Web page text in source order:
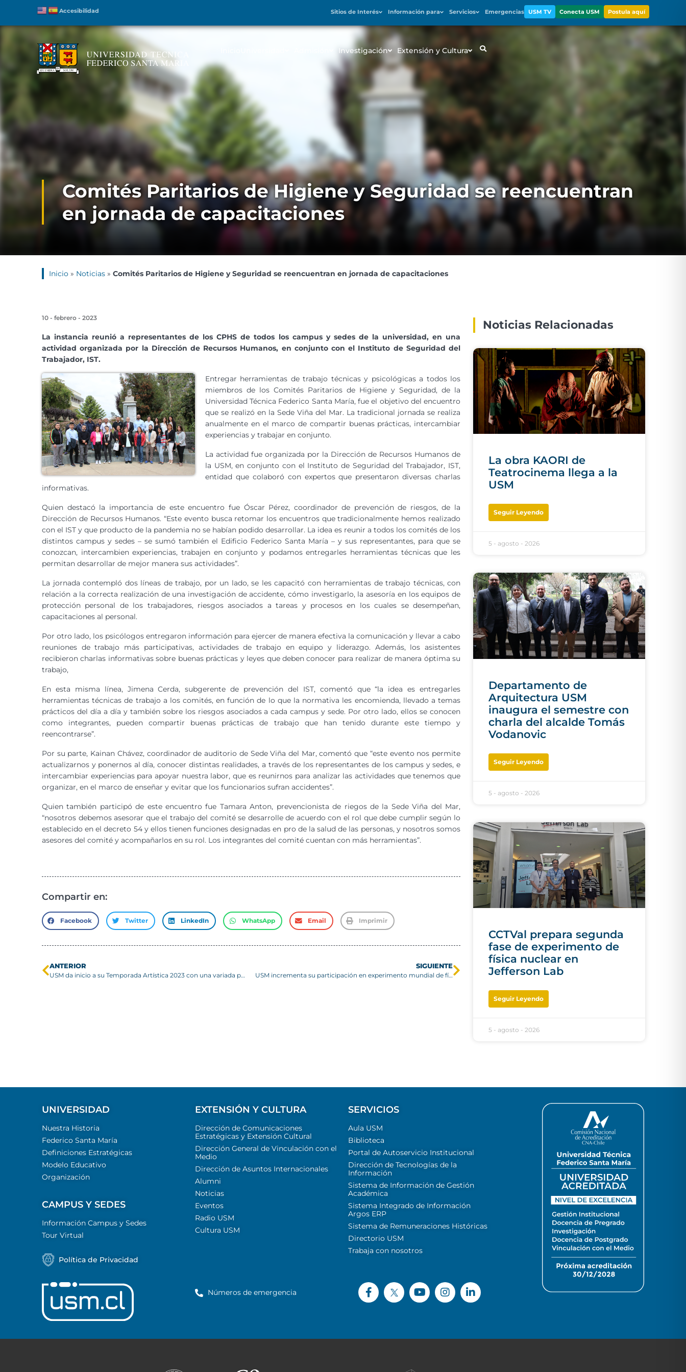
Accesibilidad Sitios de Interés Información para Servicios Emergencias USM TV Conecta USM Postula aquí
Investigación Extensión y Cultura
Comités Paritarios de Higiene y Seguridad se reencuentran
en jornada de capacitaciones
Inicio » Noticias » Comités Paritarios de Higiene y Seguridad se reencuentran en jornada de capacitaciones
10 - febrero - 2023
La instancia reunió a representantes de los CPHS de todos los campus y sedes de la universidad, en una
actividad organizada por la Dirección de Recursos Humanos, en conjunto con el Instituto de Seguridad del
Trabajador, IST.
Entregar herramientas de trabajo técnicas y psicológicas a todos los
miembros de los Comités Paritarios de Higiene y Seguridad, de la
Universidad Técnica Federico Santa María, fue el objetivo del encuentro
que se realizó en la Sede Viña del Mar. La tradicional jornada se realiza
anualmente en el marco de compartir buenas prácticas, intercambiar
experiencias y trabajar en conjunto.
La actividad fue organizada por la Dirección de Recursos Humanos de
la USM, en conjunto con el Instituto de Seguridad del Trabajador, IST,
entidad que colaboró con expertos que presentaron diversas charlas
informativas.
Quien destacó la importancia de este encuentro fue Óscar Pérez, coordinador de prevención de riesgos, de la
Dirección de Recursos Humanos. “Este evento busca retomar los encuentros que tradicionalmente hemos realizado
con el IST y que producto de la pandemia no se habían podido desarrollar. La idea es reunir a todos los comités de los
distintos campus y sedes – se sumó también el Edificio Federico Santa María – y sus representantes, para que se
conozcan, intercambien experiencias, trabajen en conjunto y podamos entregarles herramientas técnicas que les
permitan desarrollar de mejor manera sus actividades”.
La jornada contempló dos líneas de trabajo, por un lado, se les capacitó con herramientas de trabajo técnicas, con
relación a la correcta realización de una investigación de accidente, cómo investigarlo, la asesoría en los equipos de
protección personal de los trabajadores, riesgos asociados a tareas y procesos en los cuales se desempeñan,
capacitaciones al personal.
Por otro lado, los psicólogos entregaron información para ejercer de manera efectiva la comunicación y llevar a cabo
reuniones de trabajo más participativas, actividades de trabajo en equipo y liderazgo. Además, los asistentes
recibieron charlas informativas sobre buenas prácticas y leyes que deben conocer para realizar de manera óptima su
trabajo,
En esta misma línea, Jimena Cerda, subgerente de prevención del IST, comentó que “la idea es entregarles
herramientas técnicas de trabajo a los comités, en función de lo que la normativa les encomienda, llevado a temas
prácticos del día a día y también sobre los riesgos asociados a cada campus y sede. Por otro lado, ellos se conocen
como integrantes, pueden compartir buenas prácticas de trabajo que han tenido durante este tiempo y
reencontrarse”.
Por su parte, Kainan Chávez, coordinador de auditorio de Sede Viña del Mar, comentó que “este evento nos permite
actualizarnos y ponernos al día, conocer distintas realidades, a través de los representantes de los campus y sedes, e
intercambiar experiencias para apoyar nuestra labor, que es reunirnos para analizar las actividades que tenemos que
organizar, en el marco de enseñar y evitar que los funcionarios sufran accidentes”.
Quien también participó de este encuentro fue Tamara Anton, prevencionista de riegos de la Sede Viña del Mar,
“nosotros debemos asesorar que el trabajo del comité se desarrolle de acuerdo con el rol que debe cumplir según lo
establecido en el decreto 54 y ellos tienen funciones designadas en pro de la salud de las personas, y nosotros somos
asesores del comité y acompañarlos en su rol. Los integrantes del comité cuentan con más herramientas”.
Compartir en:
Facebook Twitter LinkedIn WhatsApp Email Imprimir
ANTERIOR
USM da inicio a su Temporada Artística 2023 con una variada programación
SIGUIENTE
USM incrementa su participación en experimento mundial de física de partículas
Noticias Relacionadas
La obra KAORI de
Teatrocinema llega a la
USM
Seguir Leyendo
5 - agosto - 2026
Departamento de
Arquitectura USM
inaugura el semestre con
charla del alcalde Tomás
Vodanovic
Seguir Leyendo
5 - agosto - 2026
CCTVal prepara segunda
fase de experimento de
física nuclear en
Jefferson Lab
Seguir Leyendo
5 - agosto - 2026
UNIVERSIDAD
Nuestra Historia
Federico Santa María
Definiciones Estratégicas
Modelo Educativo
Organización
CAMPUS Y SEDES
Información Campus y Sedes
Tour Virtual
Política de Privacidad
EXTENSIÓN Y CULTURA
Dirección de Comunicaciones
Estratégicas y Extensión Cultural
Dirección General de Vinculación con el
Medio
Dirección de Asuntos Internacionales
Alumni
Noticias
Eventos
Radio USM
Cultura USM
SERVICIOS
Aula USM
Biblioteca
Portal de Autoservicio Institucional
Dirección de Tecnologías de la
Información
Sistema de Información de Gestión
Académica
Sistema Integrado de Información
Argos ERP
Sistema de Remuneraciones Históricas
Directorio USM
Trabaja con nosotros
Números de emergencia